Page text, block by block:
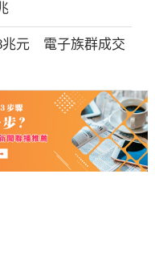
兆元 電子族群成交